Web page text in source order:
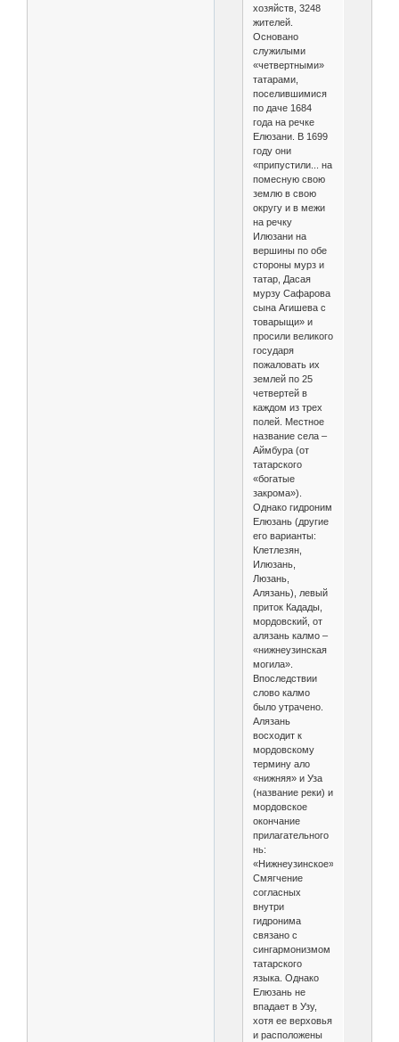
хозяйств, 3248
жителей.
Основано
служилыми
«четвертными»
татарами,
поселившимися
по даче 1684
года на речке
Елюзани. В 1699
году они
«припустили... на
помесную свою
землю в свою
округу и в межи
на речку
Илюзани на
вершины по обе
стороны мурз и
татар, Дасая
мурзу Сафарова
сына Агишева с
товарыщи» и
просили великого
государя
пожаловать их
землей по 25
четвертей в
каждом из трех
полей. Местное
название села –
Аймбура (от
татарского
«богатые
закрома»).
Однако гидроним
Елюзань (другие
его варианты:
Клетлезян,
Илюзань,
Люзань,
Алязань), левый
приток Кадады,
мордовский, от
алязань калмо –
«нижнеузинская
могила».
Впоследствии
слово калмо
было утрачено.
Алязань
восходит к
мордовскому
термину ало
«нижняя» и Уза
(название реки) и
мордовское
окончание
прилагательного
нь:
«Нижнеузинское».
Смягчение
согласных
внутри
гидронима
связано с
сингармонизмом
татарского
языка. Однако
Елюзань не
впадает в Узу,
хотя ее верховья
и расположены